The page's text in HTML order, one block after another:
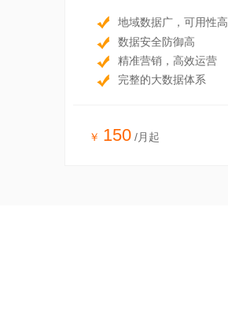
地域数据广，可用性高
数据安全防御高
精准营销，高效运营
完整的大数据体系
￥ 150 /月起